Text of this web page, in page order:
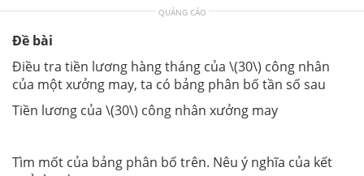
QUẢNG CÁO
Đề bài
Điều tra tiền lương hàng tháng của \(30\) công nhân
của một xưởng may, ta có bảng phân bố tần số sau
Tiền lương của \(30\) công nhân xưởng may
Tìm mốt của bảng phân bố trên. Nêu ý nghĩa của kết